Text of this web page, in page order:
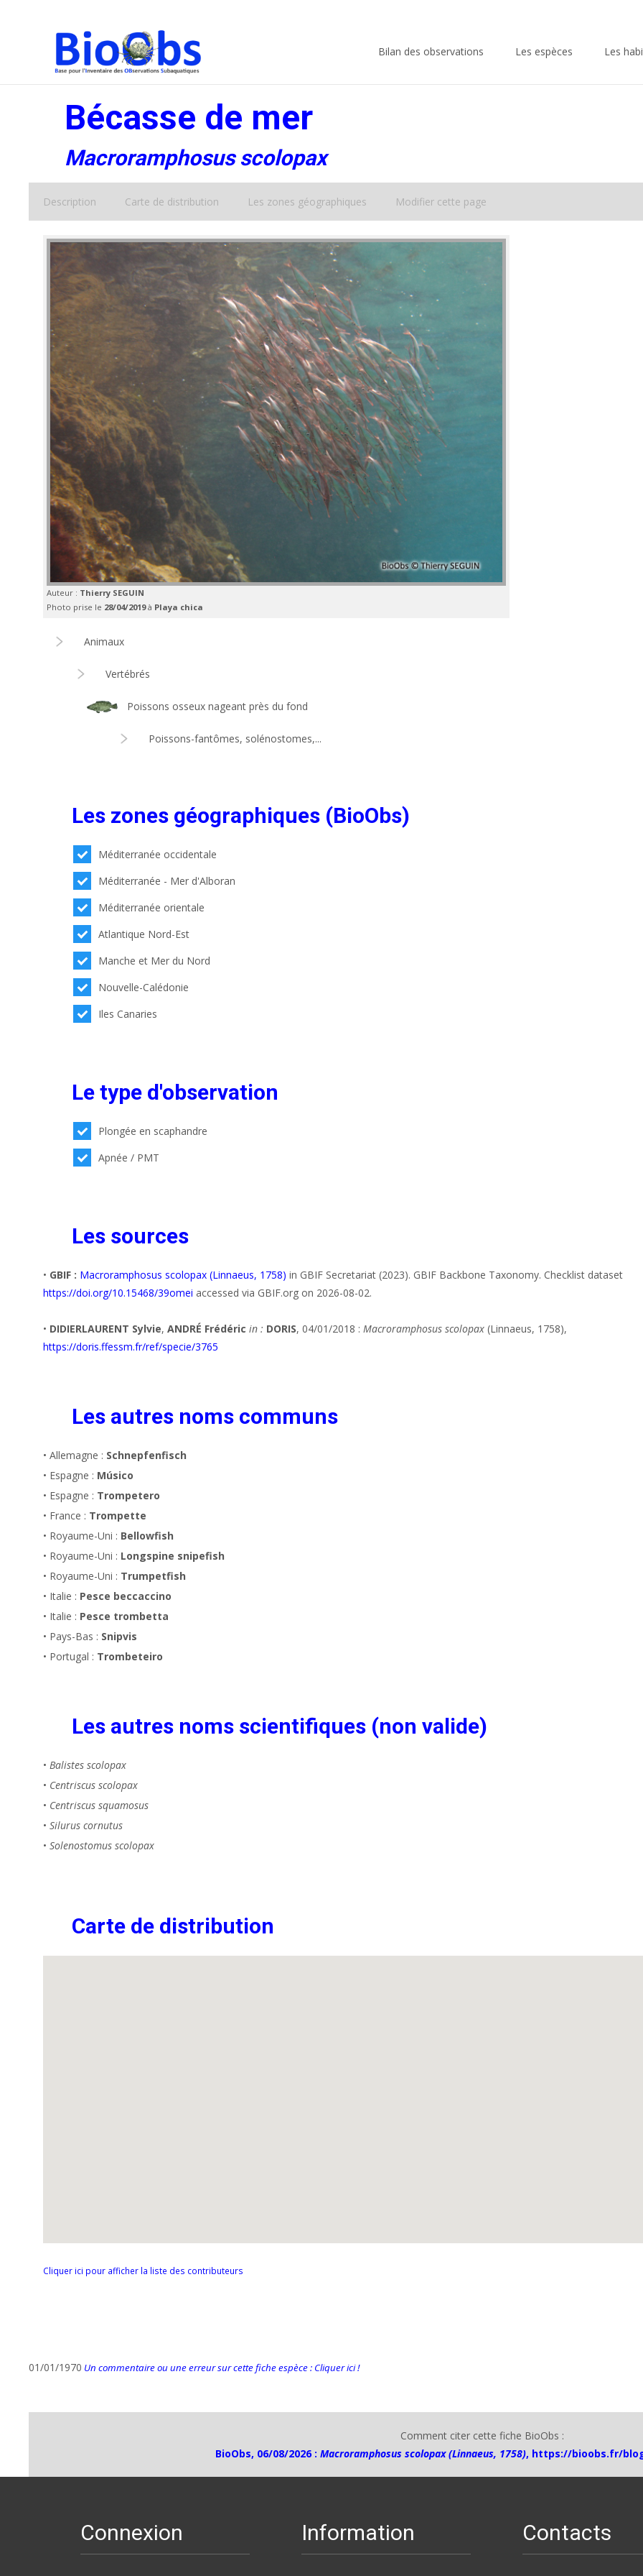
Bilan des observations Les espèces Les
Bécasse de mer
Macroramphosus scolopax
Description Carte de distribution Les zones géographiques Modifier cette page
Auteur : Thierry SEGUIN
Photo prise le 28/04/2019à Playa chica
Animaux
Vertébrés
Poissons osseux nageant près du fond
Poissons-fantômes, solénostomes,...
Les zones géographiques (BioObs)
Méditerranée occidentale
Méditerranée - Mer d'Alboran
Méditerranée orientale
Atlantique Nord-Est
Manche et Mer du Nord
Nouvelle-Calédonie
Iles Canaries
Le type d'observation
Plongée en scaphandre
Apnée / PMT
Les sources
• GBIF : Macroramphosus scolopax (Linnaeus, 1758) in GBIF Secretariat (2023). GBIF Backbone Taxonomy. Checklist dataset
https://doi.org/10.15468/39omei accessed via GBIF.org on 2026-08-02.
• DIDIERLAURENT Sylvie, ANDRÉ Frédéric in : DORIS, 04/01/2018 : Macroramphosus scolopax (Linnaeus, 1758),
https://doris.ffessm.fr/ref/specie/3765
Les autres noms communs
• Allemagne : Schnepfenfisch
• Espagne : Músico
• Espagne : Trompetero
• France : Trompette
• Royaume-Uni : Bellowfish
• Royaume-Uni : Longspine snipefish
• Royaume-Uni : Trumpetfish
• Italie : Pesce beccaccino
• Italie : Pesce trombetta
• Pays-Bas : Snipvis
• Portugal : Trombeteiro
Les autres noms scientifiques (non valide)
• Balistes scolopax
• Centriscus scolopax
• Centriscus squamosus
• Silurus cornutus
• Solenostomus scolopax
Carte de distribution
Cliquer ici pour afficher la liste des contributeurs
01/01/1970 Un commentaire ou une erreur sur cette fiche espèce : Cliquer ici !
Comment citer cette fiche BioObs :
BioObs, 06/08/2026 : Macroramphosus scolopax (Linnaeus, 1758), https://bioobs.fr/
Connexion Information Contacts